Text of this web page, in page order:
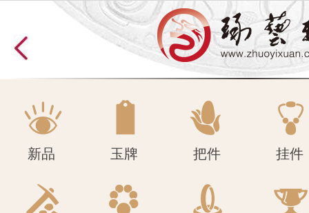
原石 南红 轻奢 名作
新品 玉牌 把件 挂件